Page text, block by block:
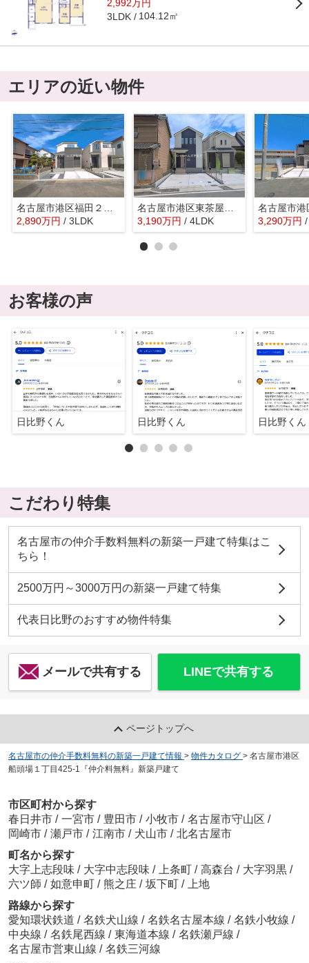
2,992万円
3LDK 104.12㎡
エリアの近い物件
2,890万円 / 3LDK
3,190万円 / 4LDK 3,290万円
お客様の声
日比野くん 日比野くん 日比野くん
こだわり特集
名古屋市の仲介手数料無料の新築一戸建て特集はこ
ちら！
2500万円～3000万円の新築一戸建て特集
代表日比野のおすすめ物件特集
メールで共有する LINEで共有する
ページトップへ
名古屋市の仲介手数料無料の新築一戸建て情報 > 物件カタログ > 名古屋市港区
船頭場１丁目425-1『仲介料無料』新築戸建て
市区町村から探す
春日井市 / 一宮市 / 豊田市 / 小牧市 / 名古屋市守山区 /
岡崎市 / 瀬戸市 / 江南市 / 犬山市 / 北名古屋市
町名から探す
大字上志段味 / 大字中志段味 / 上条町 / 高森台 / 大字羽黒 /
六ツ師 / 如意申町 / 熊之庄 / 坂下町 /
上地
路線から探す
愛知環状鉄道 / 名鉄犬山線 / 名鉄名古屋本線 / 名鉄小牧線 /
中央線 / 名鉄尾西線 / 東海道本線 / 名鉄瀬戸線 /
名古屋市営東山線 / 名鉄三河線